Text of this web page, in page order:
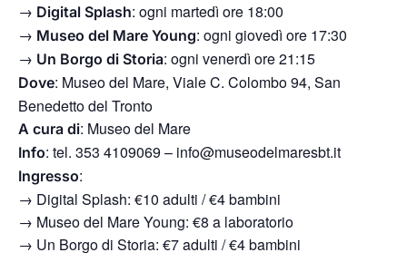
→ Digital Splash: ogni martedì ore 18:00
→ Museo del Mare Young: ogni giovedì ore 17:30
→ Un Borgo di Storia: ogni venerdì ore 21:15
Dove: Museo del Mare, Viale C. Colombo 94, San
Benedetto del Tronto
A cura di: Museo del Mare
Info: tel. 353 4109069 – info@museodelmaresbt.it
Ingresso:
→ Digital Splash: €10 adulti / €4 bambini
→ Museo del Mare Young: €8 a laboratorio
→ Un Borgo di Storia: €7 adulti / €4 bambini